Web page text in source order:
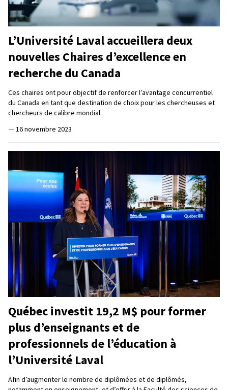
L’Université Laval accueillera deux
nouvelles Chaires d’excellence en
recherche du Canada
Ces chaires ont pour objectif de renforcer l’avantage concurrentiel
du Canada en tant que destination de choix pour les chercheuses et
chercheurs de calibre mondial.
— 16 novembre 2023
Québec investit 19,2 M$ pour former
plus d’enseignants et de
professionnels de l’éducation à
l’Université Laval
Afin d’augmenter le nombre de diplômées et de diplômés,